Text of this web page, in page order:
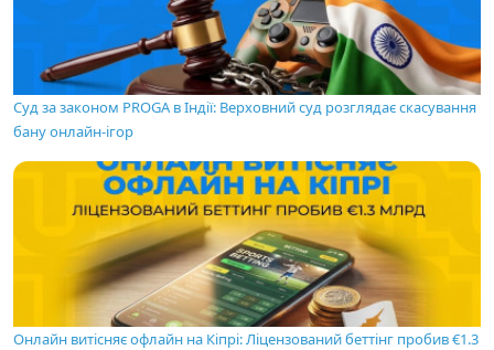
Суд за законом PROGA в Індії: Верховний суд розглядає скасування
бану онлайн-ігор
Онлайн витісняє офлайн на Кіпрі: Ліцензований беттінг пробив €1.3